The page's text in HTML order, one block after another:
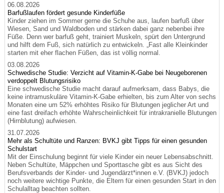
06.08.2026
Barfußlaufen fördert gesunde Kinderfüße
Kinder ziehen im Sommer gerne die Schuhe aus, laufen barfuß über
Wiesen, Sand und Waldboden und stärken dabei ganz nebenbei ihre
Füße. Denn wer barfuß geht, trainiert Muskeln, spürt den Untergrund
und hilft dem Fuß, sich natürlich zu entwickeln. „Fast alle Kleinkinder
starten mit eher flachen Füßen, das ist völlig normal.
03.08.2026
Schwedische Studie: Verzicht auf Vitamin-K-Gabe bei Neugeborenen
verdoppelt Blutungsrisiko
Eine schwedische Studie macht darauf aufmerksam, dass Babys, die
keine intramuskuläre Vitamin-K-Gabe erhielten, bis zum Alter von sechs
Monaten eine um 52% erhöhtes Risiko für Blutungen jeglicher Art und
eine fast dreifach erhöhte Wahrscheinlichkeit für intrakranielle Blutungen
(Hirnblutung) aufwiesen.
31.07.2026
Mehr als Schultüte und Ranzen: BVKJ gibt Tipps für einen gesunden
Schulstart
Mit der Einschulung beginnt für viele Kinder ein neuer Lebensabschnitt.
Neben Schultüte, Mäppchen und Sporttasche gibt es aus Sicht des
Berufsverbands der Kinder- und Jugendärzt*innen e.V. (BVKJ) jedoch
noch weitere wichtige Punkte, die Eltern für einen gesunden Start in den
Schulalltag beachten sollten.